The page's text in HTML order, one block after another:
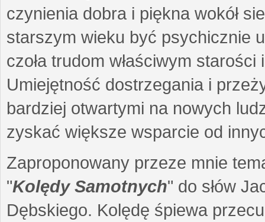
czynienia dobra i piękna wokół
starszym wieku być psychicznie
czoła trudom właściwym
Umiejętność dostrzegania i
bardziej otwartymi na nowych
zyskać większe wsparcie od
Zaproponowany przeze mnie
"Kolędy Samotnych" do słów
Dębskiego. Kolędę śpiewa